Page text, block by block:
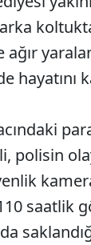
arka
polisin
saatlik